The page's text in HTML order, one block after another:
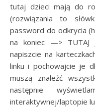
tutaj dzieci mają do
(rozwiązania to
password do odkrycia
na koniec —> TUTAJ
napiszcie na
linku i pochowajcie je
muszą znaleźć
następnie
interaktywnej/laptopie